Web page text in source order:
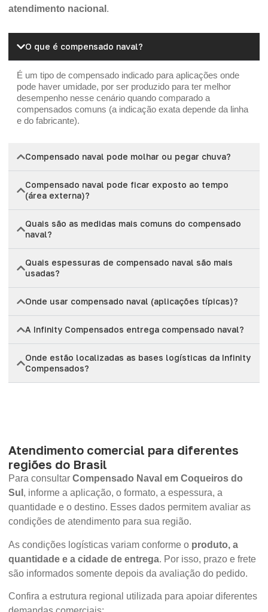
atendimento nacional .
O que é compensado naval?
É um tipo de compensado indicado para aplicações onde
pode haver umidade, por ser produzido para ter melhor
desempenho nesse cenário quando comparado a
compensados comuns (a indicação exata depende da linha
e do fabricante).
Compensado naval pode molhar ou pegar chuva?
Compensado naval pode ficar exposto ao tempo
(área externa)?
Quais são as medidas mais comuns do compensado
naval?
Quais espessuras de compensado naval são mais
usadas?
Onde usar compensado naval (aplicações típicas)?
A Infinity Compensados entrega compensado naval?
Onde estão localizadas as bases logísticas da Infinity
Compensados?
Atendimento comercial para diferentes
regiões do Brasil
Para consultar Compensado Naval em Coqueiros do
Sul , informe a aplicação, o formato, a espessura, a
quantidade e o destino. Esses dados permitem avaliar as
condições de atendimento para sua região.
As condições logísticas variam conforme o produto, a
quantidade e a cidade de entrega. Por isso, prazo e frete
são informados somente depois da avaliação do pedido.
Confira a estrutura regional utilizada para apoiar diferentes